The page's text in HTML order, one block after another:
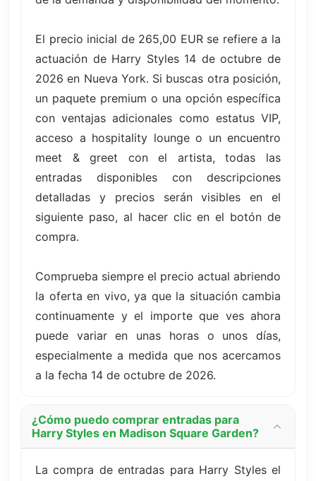
El precio inicial de 265,00 EUR se refiere a la
actuación de Harry Styles 14 de octubre de
2026 en Nueva York. Si buscas otra posición,
un paquete premium o una opción específica
con ventajas adicionales como estatus VIP,
acceso a hospitality lounge o un encuentro
meet & greet con el artista, todas las
entradas disponibles con descripciones
detalladas y precios serán visibles en el
siguiente paso, al hacer clic en el botón de
compra.
Comprueba siempre el precio actual abriendo
la oferta en vivo, ya que la situación cambia
continuamente y el importe que ves ahora
puede variar en unas horas o unos días,
especialmente a medida que nos acercamos
a la fecha 14 de octubre de 2026.
¿Cómo puedo comprar entradas para
Harry Styles en Madison Square Garden?
La compra de entradas para Harry Styles el